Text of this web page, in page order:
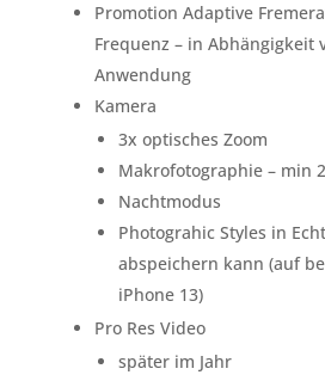
Promotion Adaptive
Frequenz – in Abhängigkeit
Anwendung
Kamera
3x optisches Zoom
Makrofotographie – min
Nachtmodus
Photograhic Styles in
abspeichern kann (auf
iPhone 13)
Pro Res Video
später im Jahr